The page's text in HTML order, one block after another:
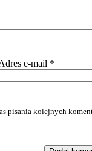
e-mail *
pisania kolejnych